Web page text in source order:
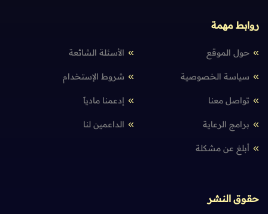
روابط مهمة
حول الموقع الأسئلة الشائعة
سياسة الخصوصية شروط الإستخدام
تواصل معنا إدعمنا مادياً
برامج الرعاية الداعمين لنا
أبلغ عن مشكلة
حقوق النشر